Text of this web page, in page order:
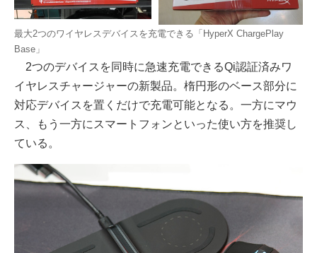
最大2つのワイヤレスデバイスを充電できる「HyperX ChargePlay
Base」
2つのデバイスを同時に急速充電できるQi認証済みワ
イヤレスチャージャーの新製品。楕円形のベース部分に
対応デバイスを置くだけで充電可能となる。一方にマウ
ス、もう一方にスマートフォンといった使い方を推奨し
ている。